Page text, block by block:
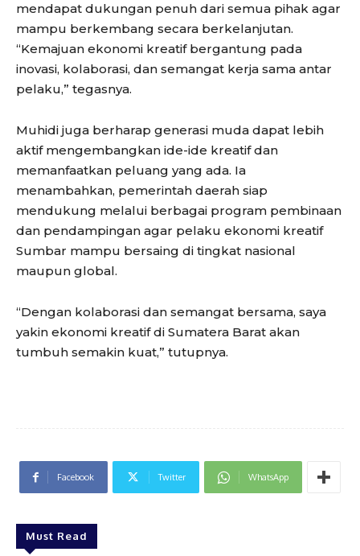
mendapat dukungan penuh dari semua pihak agar
mampu berkembang secara berkelanjutan.
“Kemajuan ekonomi kreatif bergantung pada
inovasi, kolaborasi, dan semangat kerja sama antar
pelaku,” tegasnya.
Muhidi juga berharap generasi muda dapat lebih
aktif mengembangkan ide-ide kreatif dan
memanfaatkan peluang yang ada. Ia
menambahkan, pemerintah daerah siap
mendukung melalui berbagai program pembinaan
dan pendampingan agar pelaku ekonomi kreatif
Sumbar mampu bersaing di tingkat nasional
maupun global.
“Dengan kolaborasi dan semangat bersama, saya
yakin ekonomi kreatif di Sumatera Barat akan
tumbuh semakin kuat,” tutupnya.
Facebook Twitter WhatsApp
Must Read